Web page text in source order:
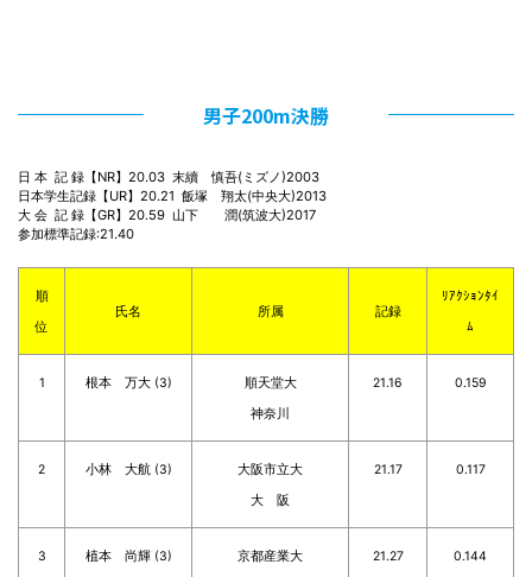
男子200m決勝
日 本  記 録【NR】20.03  末續　慎吾(ミズノ)2003
日本学生記録【UR】20.21  飯塚　翔太(中央大)2013
大 会  記 録【GR】20.59  山下　　潤(筑波大)2017
参加標準記録:21.40
順
位
氏名 所属 記録
ﾘｱｸｼｮﾝﾀｲ
ﾑ
1 根本 万大 (3)
順天堂大
神奈川
21.16 0.159
2 小林 大航 (3)
大阪市立大
大 阪
21.17 0.117
3 植本 尚輝 (3)
京都産業大
21.27 0.144